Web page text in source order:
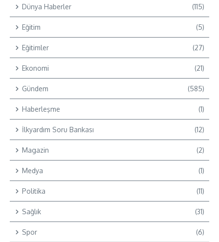
Dünya Haberler (115)
Eğitim (5)
Eğitimler (27)
Ekonomi (21)
Gündem (585)
Haberleşme (1)
İlkyardım Soru Bankası (12)
Magazin (2)
Medya (1)
Politika (11)
Sağlık (31)
Spor (6)